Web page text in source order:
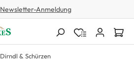
Newsletter-Anmeldung
Dirndl & Schürzen